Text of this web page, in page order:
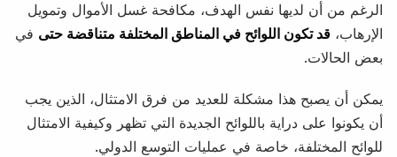
الرغم من أن لديها نفس الهدف، مكافحة غسل الأموال وتمويل
الإرهاب، قد تكون اللوائح في المناطق المختلفة متناقضة حتى في
بعض الحالات.
يمكن أن يصبح هذا مشكلة للعديد من فرق الامتثال، الذين يجب
أن يكونوا على دراية باللوائح الجديدة التي تظهر وكيفية الامتثال
للوائح المختلفة، خاصة في عمليات التوسع الدولي.